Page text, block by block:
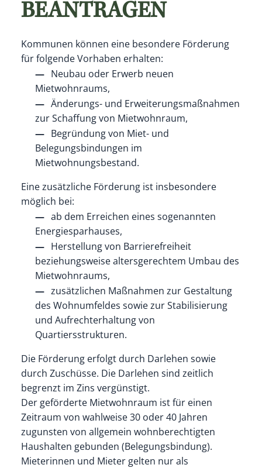
BEANTRAGEN
Kommunen können eine besondere Förderung
für folgende Vorhaben erhalten:
Neubau oder Erwerb neuen
Mietwohnraums,
Änderungs- und Erweiterungsmaßnahmen
zur Schaffung von Mietwohnraum,
Begründung von Miet- und
Belegungsbindungen im
Mietwohnungsbestand.
Eine zusätzliche Förderung ist insbesondere
möglich bei:
ab dem Erreichen eines sogenannten
Energiesparhauses,
Herstellung von Barrierefreiheit
beziehungsweise altersgerechtem Umbau des
Mietwohnraums,
zusätzlichen Maßnahmen zur Gestaltung
des Wohnumfeldes sowie zur Stabilisierung
und Aufrechterhaltung von
Quartiersstrukturen.
Die Förderung erfolgt durch Darlehen sowie
durch Zuschüsse. Die Darlehen sind zeitlich
begrenzt im Zins vergünstigt.
Der geförderte Mietwohnraum ist für einen
Zeitraum von wahlweise 30 oder 40 Jahren
zugunsten von allgemein wohnberechtigten
Haushalten gebunden (Belegungsbindung).
Mieterinnen und Mieter gelten nur als